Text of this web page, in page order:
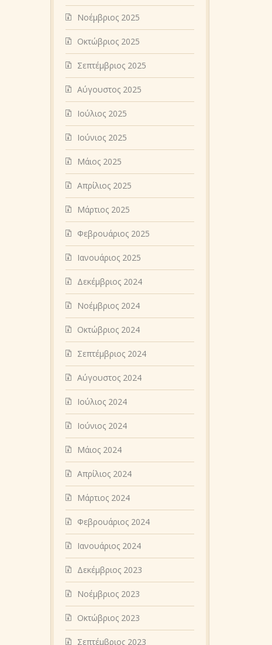
Νοέμβριος 2025
Οκτώβριος 2025
Σεπτέμβριος 2025
Αύγουστος 2025
Ιούλιος 2025
Ιούνιος 2025
Μάιος 2025
Απρίλιος 2025
Μάρτιος 2025
Φεβρουάριος 2025
Ιανουάριος 2025
Δεκέμβριος 2024
Νοέμβριος 2024
Οκτώβριος 2024
Σεπτέμβριος 2024
Αύγουστος 2024
Ιούλιος 2024
Ιούνιος 2024
Μάιος 2024
Απρίλιος 2024
Μάρτιος 2024
Φεβρουάριος 2024
Ιανουάριος 2024
Δεκέμβριος 2023
Νοέμβριος 2023
Οκτώβριος 2023
Σεπτέμβριος 2023